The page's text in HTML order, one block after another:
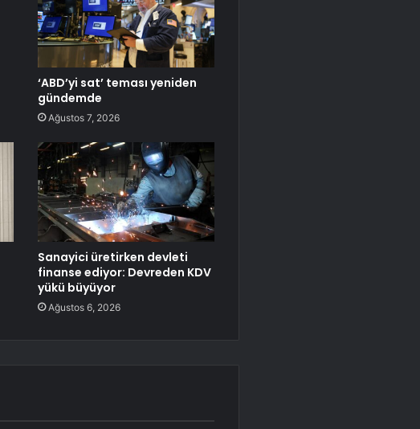
‘ABD’yi sat’ teması yeniden
gündemde
Ağustos 7, 2026
Sanayici üretirken devleti
finanse ediyor: Devreden KDV
yükü büyüyor
Ağustos 6, 2026